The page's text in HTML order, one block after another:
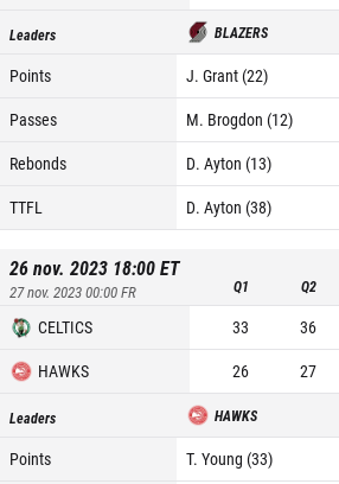
Leaders BLAZERS
Points J. Grant (22)
Passes
M. Brogdon (12)
Rebonds
D. Ayton (13)
TTFL
D. Ayton (38)
26 nov. 2023 18:00ET
27 nov. 2023 00:00FR Q1 Q2
CELTICS 33 36
HAWKS
26 27
Leaders HAWKS
Points T. Young (33)